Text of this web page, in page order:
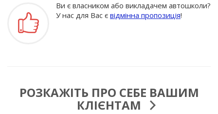
Ви є власником або викладачем автошколи?
У нас для Вас є відмінна пропозиція!
РОЗКАЖІТЬ ПРО СЕБЕ ВАШИМ
КЛІЄНТАМ